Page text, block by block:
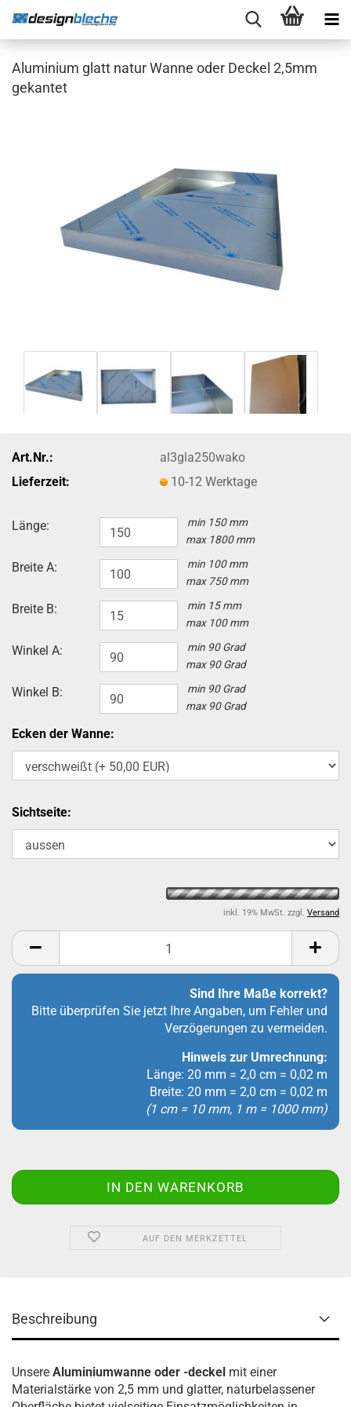
Aluminium glatt natur Wanne oder Deckel 2,5mm
gekantet
Art.Nr.:
al3gla250wako
Lieferzeit:
10-12 Werktage
Länge:
min 150 mm
max 1800 mm
Breite A:
min 100 mm
max 750 mm
Breite B:
min 15 mm
max 100 mm
Winkel A:
min 90 Grad
max 90 Grad
Winkel B:
min 90 Grad
max 90 Grad
Ecken der Wanne:
Sichtseite:
inkl. 19% MwSt. zzgl. Versand
Sind Ihre Maße korrekt?
Bitte überprüfen Sie jetzt Ihre Angaben, um Fehler und
Verzögerungen zu vermeiden.
Hinweis zur Umrechnung:
Länge: 20 mm = 2,0 cm = 0,02 m
Breite: 20 mm = 2,0 cm = 0,02 m
(1 cm = 10 mm, 1 m = 1000 mm)
AUF DEN MERKZETTEL
Beschreibung
Unsere Aluminiumwanne oder -deckel mit einer
Materialstärke von 2,5 mm und glatter, naturbelassener